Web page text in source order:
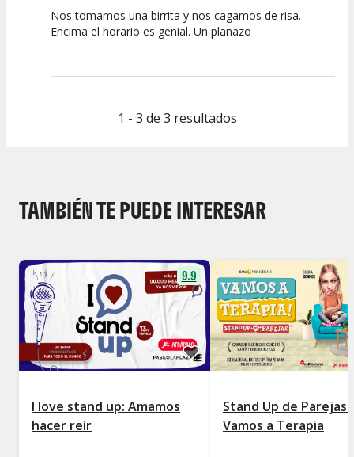
10 10 10
Nos tomamos una birrita y nos cagamos de risa.
Encima el horario es genial. Un planazo
1 - 3 de 3 resultados
TAMBIÉN TE PUEDE INTERESAR
9.9
I love stand up: Amamos
hacer reír
Stand Up de Parejas -
Vamos a Terapia